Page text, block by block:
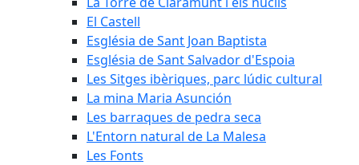
El Castell
Església de Sant Joan Baptista
Església de Sant Salvador d'Espoia
Les Sitges ibèriques, parc lúdic cultural
La mina Maria Asunción
Les barraques de pedra seca
L'Entorn natural de La Malesa
Les Fonts